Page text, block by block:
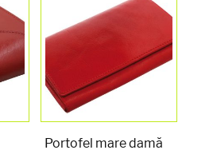
Portofel mare damă